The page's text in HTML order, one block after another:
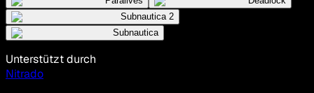
Subnautica 2
Subnautica
Unterstützt durch
Nitrado